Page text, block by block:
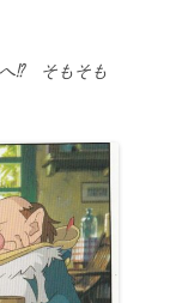
⁉ そもそも